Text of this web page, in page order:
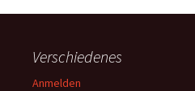
Verschiedenes
Anmelden